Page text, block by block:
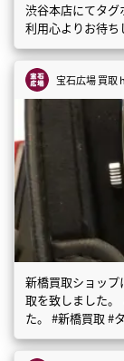
渋谷本店にてタ
利用心よりお待ち
宝石広場 買取
新橋買取ショッ
取を致しました。
た。 #新橋買取 #